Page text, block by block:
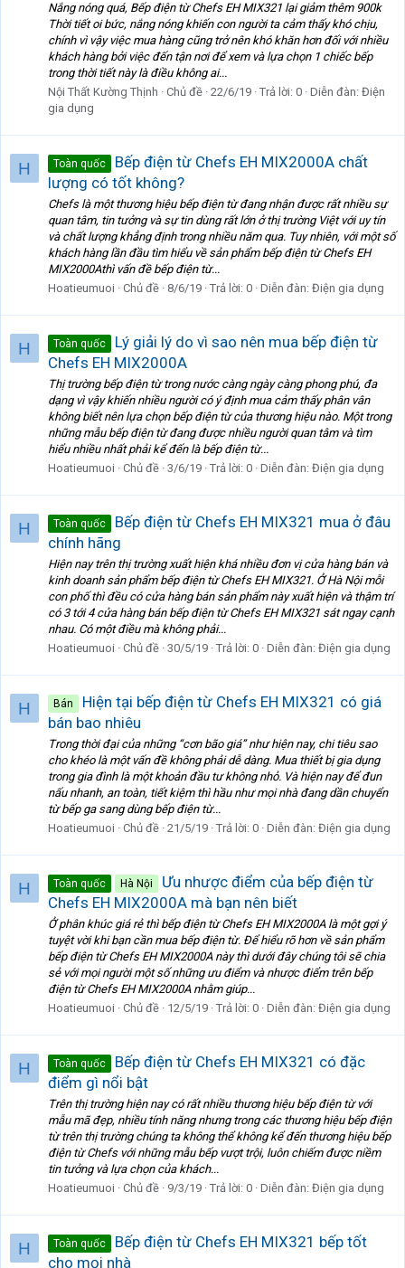
Nắng nóng quá, Bếp điện từ Chefs EH MIX321 lại giảm thêm 900k
Thời tiết oi bức, nắng nóng khiến con người ta cảm thấy khó chịu,
chính vì vậy việc mua hàng cũng trở nên khó khăn hơn đối với nhiều
khách hàng bởi việc đến tận nơi để xem và lựa chọn 1 chiếc bếp
trong thời tiết này là điều không ai...
Nội Thất Kường Thịnh
Chủ đề 22/6/19 Trả lời: 0 Diễn đàn: Điện
gia dụng
H Toàn quốc
Bếp điện từ Chefs EH MIX2000A chất
lượng có tốt không?
Chefs là một thương hiệu bếp điện từ đang nhận được rất nhiều sự
quan tâm, tin tưởng và sự tin dùng rất lớn ở thị trường Việt với uy tín
và chất lượng khẳng định trong nhiều năm qua. Tuy nhiên, với một số
khách hàng lần đầu tìm hiểu về sản phẩm bếp điện từ Chefs EH
MIX2000Athì vấn đề bếp điện từ...
Hoatieumuoi
Chủ đề 8/6/19 Trả lời: 0 Diễn đàn: Điện gia dụng
H Toàn quốc
Lý giải lý do vì sao nên mua bếp điện từ
Chefs EH MIX2000A
Thị trường bếp điện từ trong nước càng ngày càng phong phú, đa
dạng vì vậy khiến nhiều người có ý định mua cảm thấy phân vân
không biết nên lựa chọn bếp điện từ của thương hiệu nào. Một trong
những mẫu bếp điện từ đang được nhiều người quan tâm và tìm
hiểu nhiều nhất phải kể đến là bếp điện từ...
Hoatieumuoi
Chủ đề 3/6/19 Trả lời: 0 Diễn đàn: Điện gia dụng
H Toàn quốc
Bếp điện từ Chefs EH MIX321 mua ở đâu
chính hãng
Hiện nay trên thị trường xuất hiện khá nhiều đơn vị cửa hàng bán và
kinh doanh sản phẩm bếp điện từ Chefs EH MIX321. Ở Hà Nội mỗi
con phố thì đều có cửa hàng bán sản phẩm này xuất hiện và thậm trí
có 3 tới 4 cửa hàng bán bếp điện từ Chefs EH MIX321 sát ngay cạnh
nhau. Có một điều mà không phải...
Hoatieumuoi
Chủ đề 30/5/19 Trả lời: 0 Diễn đàn: Điện gia dụng
H Bán
Hiện tại bếp điện từ Chefs EH MIX321 có giá
bán bao nhiêu
Trong thời đại của những “cơn bão giá” như hiện nay, chi tiêu sao
cho khéo là một vấn đề không phải dễ dàng. Mua thiết bị gia dụng
trong gia đình là một khoản đầu tư không nhỏ. Và hiện nay để đun
nấu nhanh, an toàn, tiết kiệm thì hầu như mọi nhà đang dần chuyển
từ bếp ga sang dùng bếp điện từ...
Hoatieumuoi
Chủ đề 21/5/19 Trả lời: 0 Diễn đàn: Điện gia dụng
H Toàn quốc Hà Nội
Ưu nhược điểm của bếp điện từ
Chefs EH MIX2000A mà bạn nên biết
Ở phân khúc giá rẻ thì bếp điện từ Chefs EH MIX2000A là một gợi ý
tuyệt vời khi bạn cần mua bếp điện từ. Để hiểu rõ hơn về sản phẩm
bếp điện từ Chefs EH MIX2000A này thì dưới đây chúng tôi sẽ chia
sẻ với mọi người một số những ưu điểm và nhược điểm trên bếp
điện từ Chefs EH MIX2000A nhằm giúp...
Hoatieumuoi
Chủ đề 12/5/19 Trả lời: 0 Diễn đàn: Điện gia dụng
H Toàn quốc
Bếp điện từ Chefs EH MIX321 có đặc
điểm gì nổi bật
Trên thị trường hiện nay có rất nhiều thương hiệu bếp điện từ với
mẫu mã đẹp, nhiều tính năng nhưng trong các thương hiệu bếp điện
từ trên thị trường chúng ta không thể không kể đến thương hiệu bếp
điện từ Chefs với những mẫu bếp vượt trội, luôn chiếm được niềm
tin tưởng và lựa chọn của khách...
Hoatieumuoi
Chủ đề 9/3/19 Trả lời: 0 Diễn đàn: Điện gia dụng
H Toàn quốc
Bếp điện từ Chefs EH MIX321 bếp tốt
cho mọi nhà